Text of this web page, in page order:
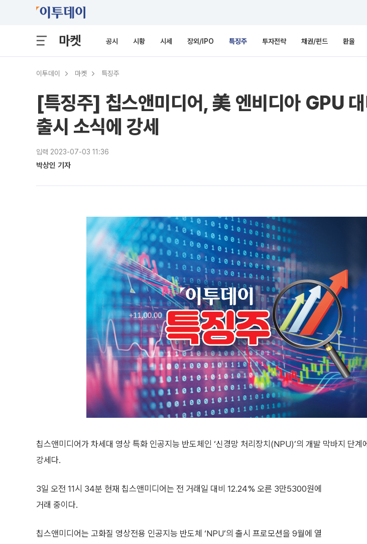
마켓 공시 시황 시세 장외/IPO 특징주 투자전략 채권/펀드 환율
이투데이 마켓 특징주
[특징주] 칩스앤미디어, 美 엔비디아 GPU
출시 소식에 강세
입력 2023-07-03 11:36
박상인 기자
칩스앤미디어가 차세대 영상 특화 인공지능 반도체인 ‘신경망 처리장치(NPU)’의 개발 막바지 단계
강세다.
3일 오전 11시 34분 현재 칩스앤미디어는 전 거래일 대비 12.24% 오른 3만5300원에
거래 중이다.
칩스앤미디어는 고화질 영상전용 인공지능 반도체 ‘NPU’의 출시 프로모션을 9월에 열